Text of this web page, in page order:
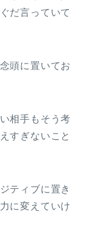
だ言っていて
頭に置いてお
相手もそう考
すぎないこと
ティブに置き
に変えていけ